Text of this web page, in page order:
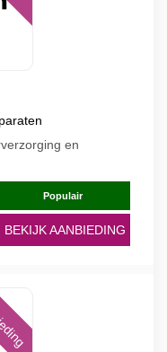
en
Populair
BEKIJK AANBIEDING